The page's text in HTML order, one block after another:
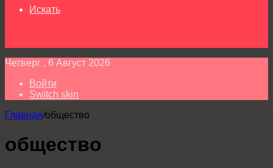
Искать
Четверг , 6 Август 2026
Войти
Switch skin
Главная/общество
общество